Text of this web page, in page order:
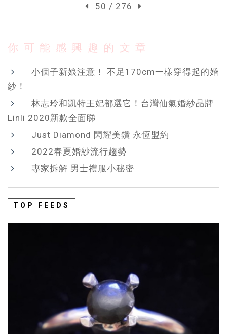
50 / 276
你可能感興趣的文章
小個子新娘注意！ 不足170cm一樣穿得起的婚
紗！
林志玲和凱特王妃都選它！台灣仙氣婚紗品牌
Linli 2020新款全面睇
Just Diamond 閃耀美鑽 永恆盟約
2022春夏婚紗流行趨勢
專家拆解 男士禮服小秘密
TOP FEEDS